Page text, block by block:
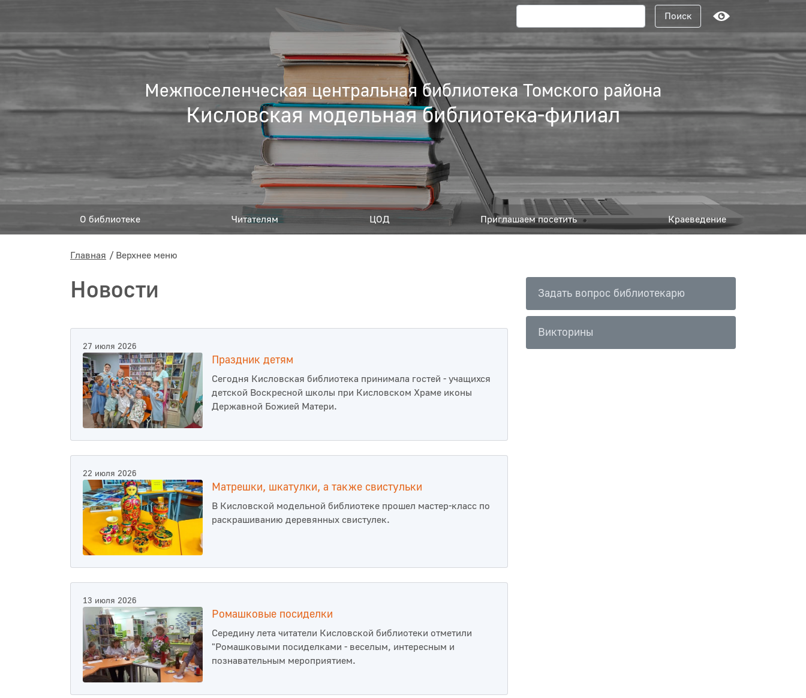
Поисковый запрос
Поиск
Межпоселенческая центральная библиотека Томского района
Кисловская модельная библиотека-филиал
О библиотеке Читателям ЦОД Приглашаем посетить Краеведение
Главная Верхнее меню
Новости
27 июля 2026
Праздник детям
Сегодня Кисловская библиотека принимала гостей - учащихся
детской Воскресной школы при Кисловском Храме иконы
Державной Божией Матери.
22 июля 2026
Матрешки, шкатулки, а также свистульки
В Кисловской модельной библиотеке прошел мастер-класс по
раскрашиванию деревянных свистулек.
13 июля 2026
Ромашковые посиделки
Середину лета читатели Кисловской библиотеки отметили
"Ромашковыми посиделками - веселым, интересным и
познавательным мероприятием.
Задать вопрос библиотекарю
Викторины